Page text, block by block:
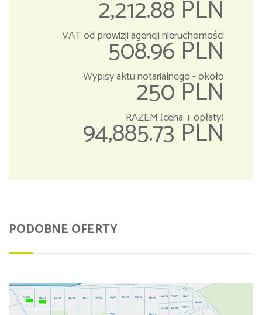
2,212.88 PLN
VAT od prowizji agencji nieruchomości
508.96 PLN
Wypisy aktu notarialnego - około
250 PLN
RAZEM (cena + opłaty)
94,885.73 PLN
PODOBNE OFERTY